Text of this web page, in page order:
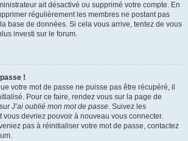
ait désactivé ou supprimé votre compte. En
régulièrement les membres ne postant pas
base de données. Si cela vous arrive, tentez de vous
investi sur le forum.
!
votre mot de passe ne puisse pas être récupéré, il
Pour ce faire, rendez vous sur la page de
J’ai oublié mon mot de passe. Suivez les
vous devriez pouvoir à nouveau vous connecter.
pas à réinitialiser votre mot de passe, contactez